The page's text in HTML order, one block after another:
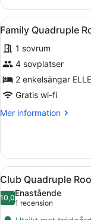
Quadruple
Room
with
Airport
Shuttle
Öppna
alla
foton
för
Family
Quadruple
with
Shuttle
6
Family Quadruple
1 sovrum
4 sovplatser
2 enkelsängar
Gratis wi-fi
Mer information
Mer
Quadruple
Room
with
Free
Airport
Shuttle
Öppna
alla
foton
för
6
Club Quadruple
10,010,0 av 10
Enastående
1 recension
(1 recension)